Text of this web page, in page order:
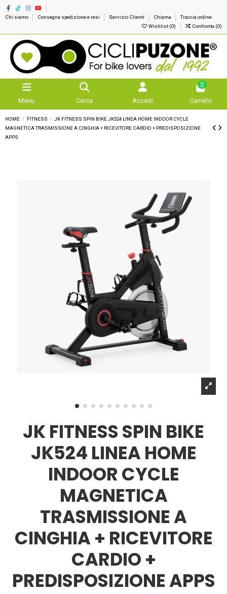
Chi siamo Consegna spedizione e resi Servizio Clienti Chiama
Traccia ordine
Wishlist (0) Confronta (0)
Menu Cerca Accedi
0
Carrello
HOME FITNESS
JK FITNESS SPIN BIKE JK524 LINEA HOME INDOOR CYCLE
MAGNETICA TRASMISSIONE A CINGHIA + RICEVITORE CARDIO + PREDISPOSIZIONE
APPS
JK FITNESS SPIN BIKE
JK524 LINEA HOME
INDOOR CYCLE
MAGNETICA
TRASMISSIONE A
CINGHIA + RICEVITORE
CARDIO +
PREDISPOSIZIONE APPS